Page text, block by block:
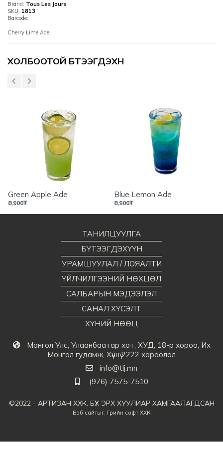
Brand: Tous Les Jours
SKU: 1813
Barcode:
Cherry Lime Ade
Үзүүлэлтүүд
ХОЛБООТОЙ БҮТЭЭГДЭХҮҮН
Green Apple Ade
8,900₮
Blue Lemon Ade
8,900₮
Монгол Улс, Улаанбаатар хот, ХУД, 18-р хороо, Их
Монгол гудамж, Хүннү 2222 хороолол
info@tlj.mn
(976) 7575-7510
ТАНИЛЦУУЛГА
БҮТЭЭГДЭХҮҮН
УРАМШУУЛАЛ / ЛОЯАЛТИ
ҮЙЛЧИЛГЭЭНИЙ НӨХЦӨЛ
САЛБАРЫН МЭДЭЭЛЭЛ
САНАЛ ХҮСЭЛТ
ХҮНИЙ НӨӨЦ
©2022 - АРТИЗАН ХХК. БҮХ ЭРХ ХУУЛИАР ХАМГААЛАГДСАН
Вэб сайтыг: Грийн софт ХХК